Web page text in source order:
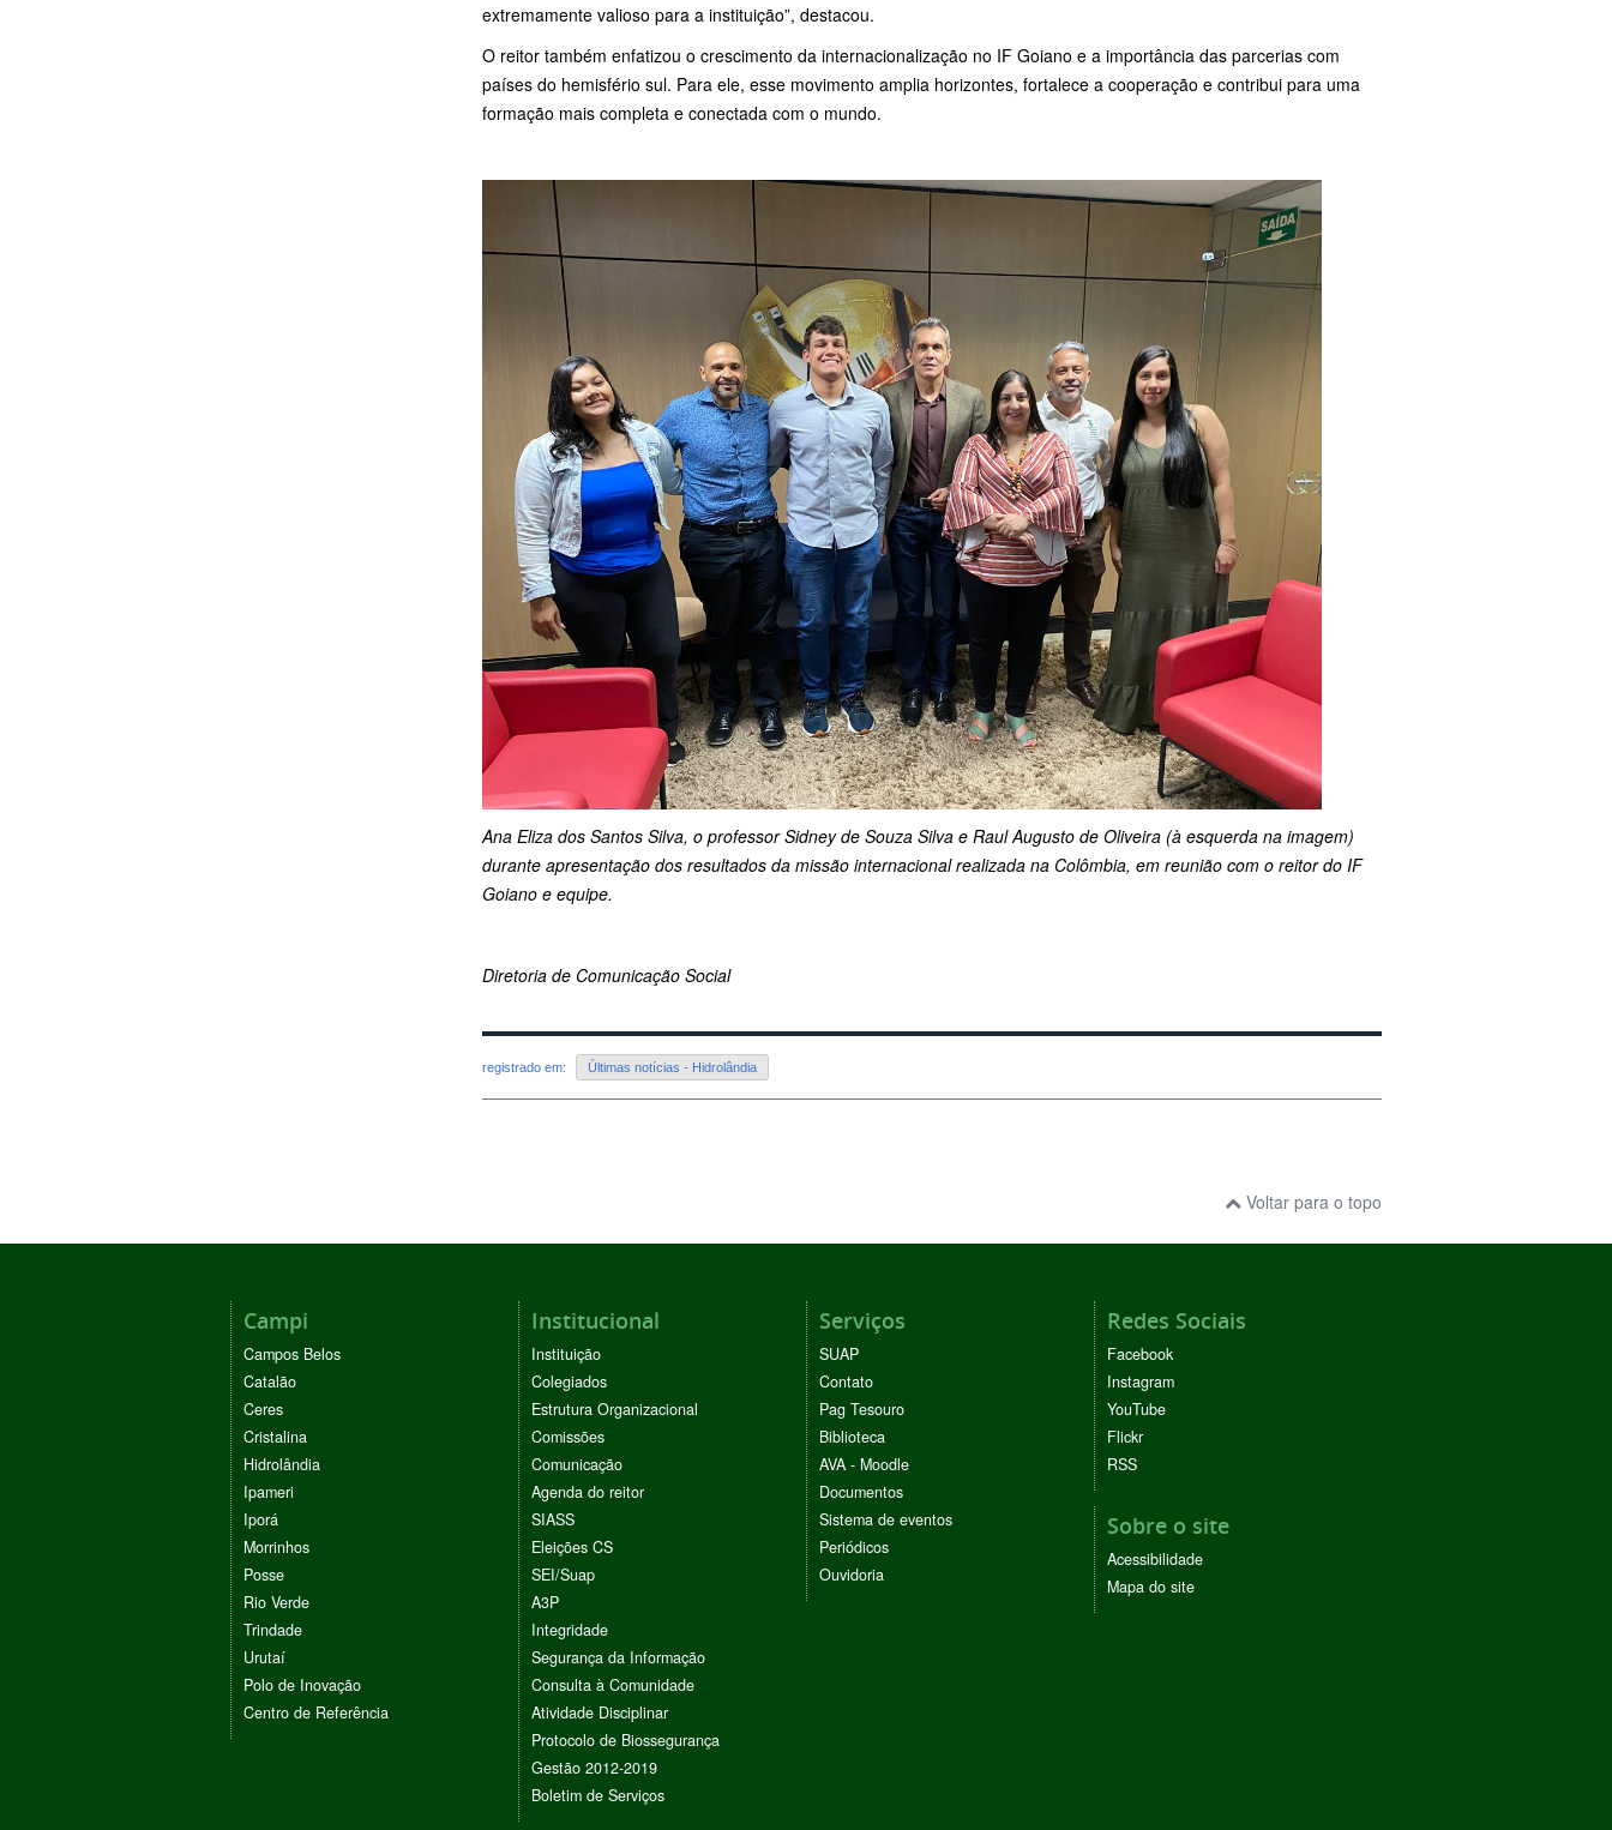
extremamente valioso para a instituição”, destacou.
O reitor também enfatizou o crescimento da internacionalização no IF Goiano e a importância das parcerias com
países do hemisfério sul. Para ele, esse movimento amplia horizontes, fortalece a cooperação e contribui para uma
formação mais completa e conectada com o mundo.
Ana Eliza dos Santos Silva, o professor Sidney de Souza Silva e Raul Augusto de Oliveira (à esquerda na imagem)
durante apresentação dos resultados da missão internacional realizada na Colômbia, em reunião com o reitor do IF
Goiano e equipe.
Diretoria de Comunicação Social
registrado em: Últimas notícias - Hidrolândia
Voltar para o topo
Campi
Campos Belos
Catalão
Ceres
Cristalina
Hidrolândia
Ipameri
Iporá
Morrinhos
Posse
Rio Verde
Trindade
Urutaí
Polo de Inovação
Centro de Referência
Institucional
Instituição
Colegiados
Estrutura Organizacional
Comissões
Comunicação
Agenda do reitor
SIASS
Eleições CS
SEI/Suap
A3P
Integridade
Segurança da Informação
Consulta à Comunidade
Atividade Disciplinar
Protocolo de Biossegurança
Gestão 2012-2019
Boletim de Serviços
Serviços
SUAP
Contato
Pag Tesouro
Biblioteca
AVA - Moodle
Documentos
Sistema de eventos
Periódicos
Ouvidoria
Redes Sociais
Facebook
Instagram
YouTube
Flickr
RSS
Sobre o site
Acessibilidade
Mapa do site